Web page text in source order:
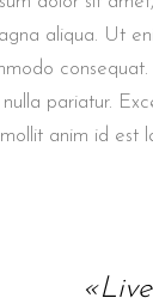
aliqua. Ut
pariatur.
anim id est